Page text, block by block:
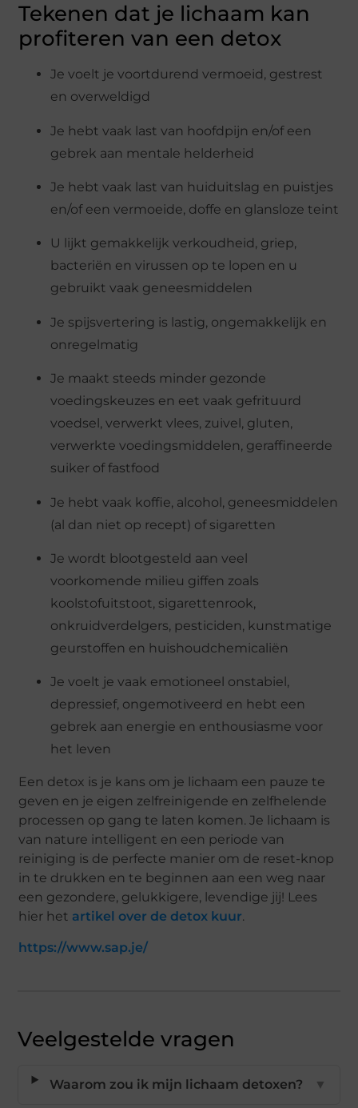
Tekenen dat je lichaam kan
profiteren van een detox
Je voelt je voortdurend vermoeid, gestrest
en overweldigd
Je hebt vaak last van hoofdpijn en/of een
gebrek aan mentale helderheid
Je hebt vaak last van huiduitslag en puistjes
en/of een vermoeide, doffe en glansloze teint
U lijkt gemakkelijk verkoudheid, griep,
bacteriën en virussen op te lopen en u
gebruikt vaak geneesmiddelen
Je spijsvertering is lastig, ongemakkelijk en
onregelmatig
Je maakt steeds minder gezonde
voedingskeuzes en eet vaak gefrituurd
voedsel, verwerkt vlees, zuivel, gluten,
verwerkte voedingsmiddelen, geraffineerde
suiker of fastfood
Je hebt vaak koffie, alcohol, geneesmiddelen
(al dan niet op recept) of sigaretten
Je wordt blootgesteld aan veel
voorkomende milieu giffen zoals
koolstofuitstoot, sigarettenrook,
onkruidverdelgers, pesticiden, kunstmatige
geurstoffen en huishoudchemicaliën
Je voelt je vaak emotioneel onstabiel,
depressief, ongemotiveerd en hebt een
gebrek aan energie en enthousiasme voor
het leven
Een detox is je kans om je lichaam een pauze te
geven en je eigen zelfreinigende en zelfhelende
processen op gang te laten komen. Je lichaam is
van nature intelligent en een periode van
reiniging is de perfecte manier om de reset-knop
in te drukken en te beginnen aan een weg naar
een gezondere, gelukkigere, levendige jij! Lees
hier het artikel over de detox kuur.
https://www.sap.je/
Veelgestelde vragen
Waarom zou ik mijn lichaam detoxen? ▼